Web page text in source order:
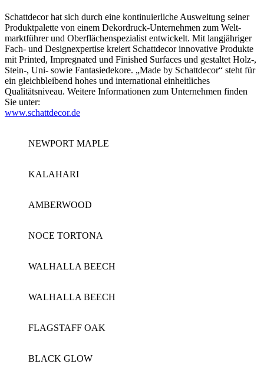
Schattdecor hat sich durch eine konti­nuier­liche Aus­weitung seiner
Produkt­palette von einem Dekor­druck-Unter­nehmen zum Welt­
markt­führer und Ober­flächen­spezialist entwickelt. Mit langjähriger
Fach- und Design­expertise kreiert Schatt­decor inno­vative Produkte
mit Printed, Impregnated und Finished Surfaces und gestal­tet Holz-,
Stein-, Uni- sowie Fantasiedekore. „Made by Schattdecor“ steht für
ein gleich­bleibend hohes und inter­national ein­heit­liches
Qualitätsniveau. Weitere Informationen zum Unternehmen finden
Sie unter:
www.schattdecor.de
NEWPORT MAPLE
KALAHARI
AMBERWOOD
NOCE TORTONA
WALHALLA BEECH
WALHALLA BEECH
FLAGSTAFF OAK
BLACK GLOW